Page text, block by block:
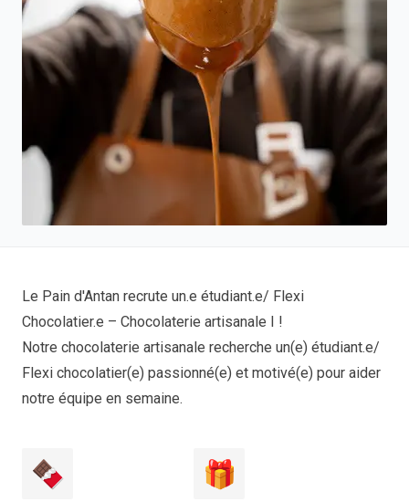
Le Pain d'Antan recrute un.e étudiant.e/ Flexi
Chocolatier.e – Chocolaterie artisanale I !
Notre chocolaterie artisanale recherche un(e) étudiant.e/
Flexi chocolatier(e) passionné(e) et motivé(e) pour aider
notre équipe en semaine.
🍫 🎁